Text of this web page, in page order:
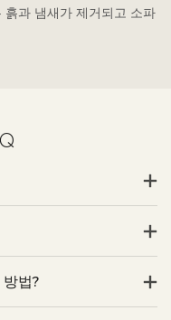
과 냄새가 제거되고 소파
법?